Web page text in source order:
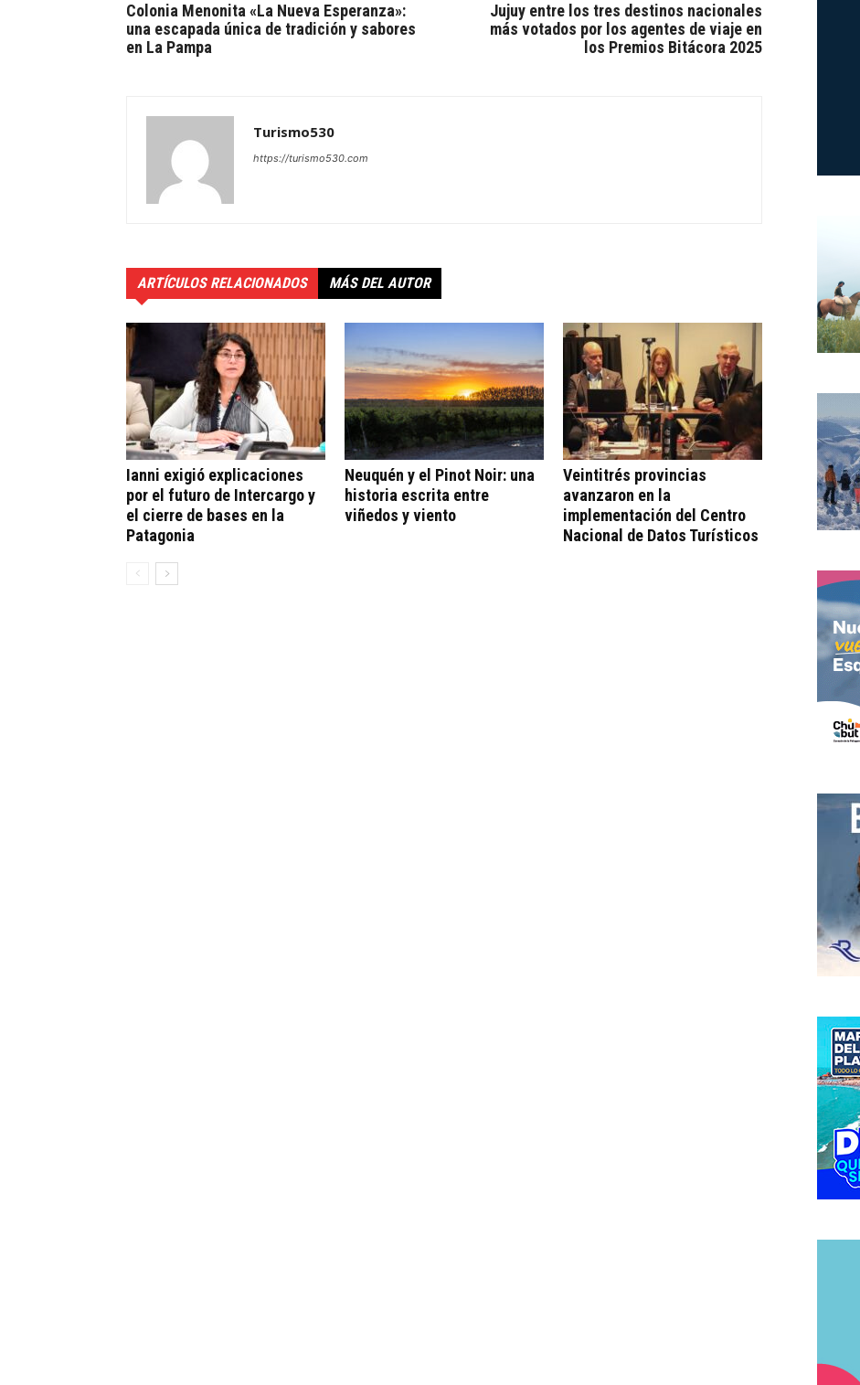
Colonia Menonita «La Nueva Esperanza»:
una escapada única de tradición y sabores
en La Pampa
Jujuy entre los tres destinos nacionales
más votados por los agentes de viaje en
los Premios Bitácora 2025
Turismo530
https://turismo530.com
ARTÍCULOS RELACIONADOS MÁS DEL AUTOR
Ianni exigió explicaciones
por el futuro de Intercargo y
el cierre de bases en la
Patagonia
Neuquén y el Pinot Noir: una
historia escrita entre
viñedos y viento
Veintitrés provincias
avanzaron en la
implementación del Centro
Nacional de Datos Turísticos